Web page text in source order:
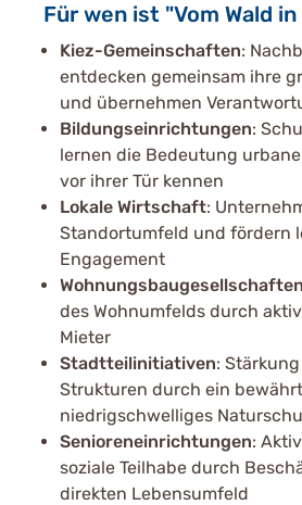
Für wen ist "Vom Wald
Kiez-Gemeinschaften:
entdecken gemeinsam ihre
und übernehmen
Bildungseinrichtungen:
lernen die Bedeutung
vor ihrer Tür kennen
Lokale Wirtschaft:
Standortumfeld und fördern
Engagement
Wohnungsbaugesellschaften
des Wohnumfelds durch
Mieter
Stadtteilinitiativen:
Strukturen durch ein
niedrigschwelliges
Senioreneinrichtungen:
soziale Teilhabe durch
direkten Lebensumfeld